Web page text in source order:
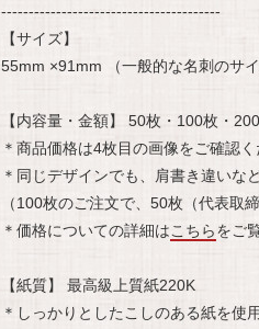
----------------------------------------
【サイズ】
55mm ×91mm （一般的な名刺のサイ
【内容量・金額】 50枚・100枚・
＊商品価格は4枚目の画像をご確認く
＊同じデザインでも、肩書き違いな
（100枚のご注文で、50枚（代表取
＊価格についての詳細はこちらをご
【紙質】 最高級上質紙220K
＊しっかりとしたこしのある紙を使